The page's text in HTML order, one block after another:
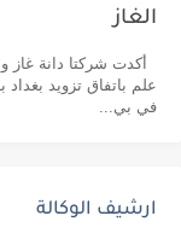
الغاز
أكدت شركتا دانة غاز
علم باتفاق تزويد
في بي...
ارشيف الوكالة